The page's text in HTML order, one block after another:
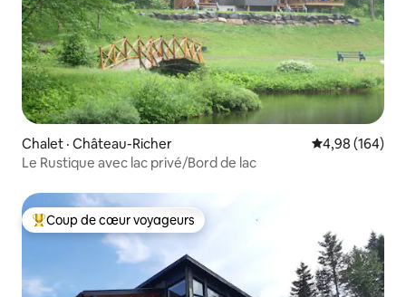
Chalet · Château-Richer Note
4,98 (164)
Le Rustique avec lac privé/Bord de lac
Coup de cœur voyageurs parmi les plus aimés
Coup de cœur voyageurs